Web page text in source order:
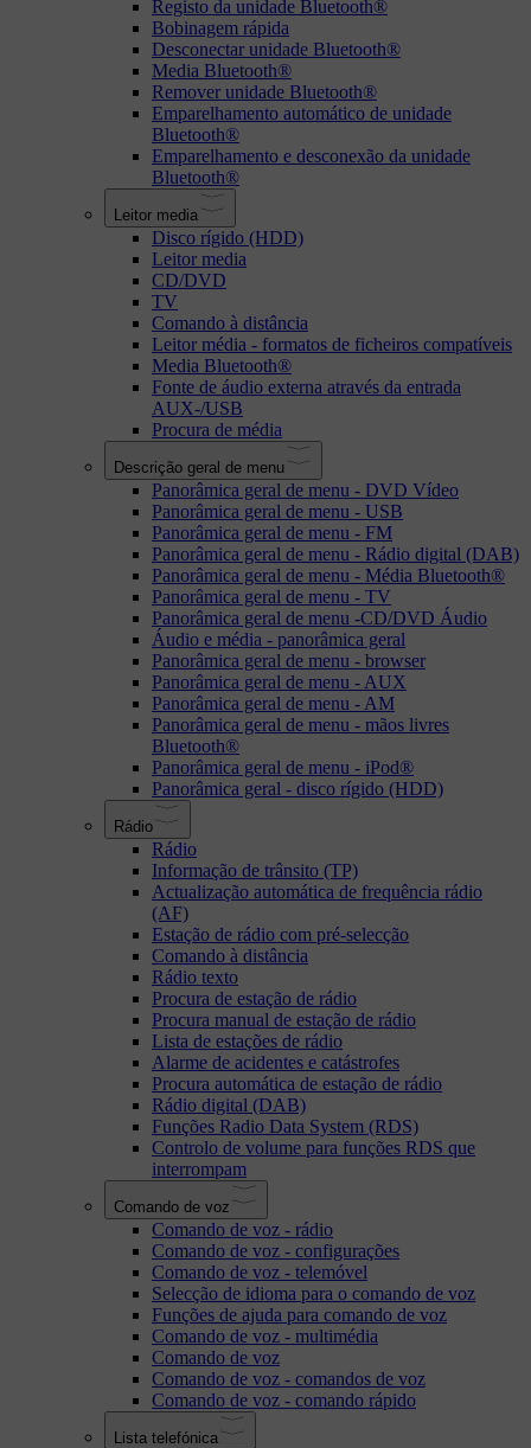
Registo da unidade Bluetooth®
Bobinagem rápida
Desconectar unidade Bluetooth®
Media Bluetooth®
Remover unidade Bluetooth®
Emparelhamento automático de unidade
Bluetooth®
Emparelhamento e desconexão da unidade
Bluetooth®
Leitor media
Disco rígido (HDD)
Leitor media
CD/DVD
TV
Comando à distância
Leitor média - formatos de ficheiros compatíveis
Media Bluetooth®
Fonte de áudio externa através da entrada
AUX-/USB
Procura de média
Descrição geral de menu
Panorâmica geral de menu - DVD Vídeo
Panorâmica geral de menu - USB
Panorâmica geral de menu - FM
Panorâmica geral de menu - Rádio digital (DAB)
Panorâmica geral de menu - Média Bluetooth®
Panorâmica geral de menu - TV
Panorâmica geral de menu -CD/DVD Áudio
Áudio e média - panorâmica geral
Panorâmica geral de menu - browser
Panorâmica geral de menu - AUX
Panorâmica geral de menu - AM
Panorâmica geral de menu - mãos livres
Bluetooth®
Panorâmica geral de menu - iPod®
Panorâmica geral - disco rígido (HDD)
Rádio
Rádio
Informação de trânsito (TP)
Actualização automática de frequência rádio
(AF)
Estação de rádio com pré-selecção
Comando à distância
Rádio texto
Procura de estação de rádio
Procura manual de estação de rádio
Lista de estações de rádio
Alarme de acidentes e catástrofes
Procura automática de estação de rádio
Rádio digital (DAB)
Funções Radio Data System (RDS)
Controlo de volume para funções RDS que
interrompam
Comando de voz
Comando de voz - rádio
Comando de voz - configurações
Comando de voz - telemóvel
Selecção de idioma para o comando de voz
Funções de ajuda para comando de voz
Comando de voz - multimédia
Comando de voz
Comando de voz - comandos de voz
Comando de voz - comando rápido
Lista telefónica